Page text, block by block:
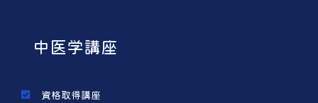
中医学講座
資格取得講座